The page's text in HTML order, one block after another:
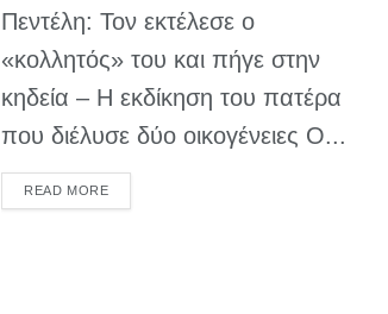
Πεντέλη: Τον εκτέλεσε ο
«κολλητός» του και πήγε στην
κηδεία – Η εκδίκηση του πατέρα
που διέλυσε δύο οικογένειες Ο...
READ MOREDETAILS